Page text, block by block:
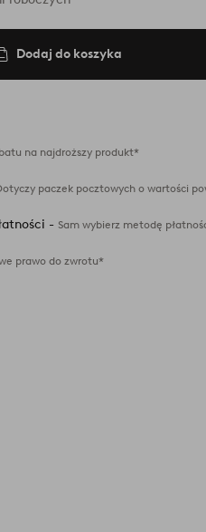
Dodaj do koszyka
na najdroższy produkt*
paczek pocztowych o wartości
-Sam wybierz metodę
prawo do zwrotu*